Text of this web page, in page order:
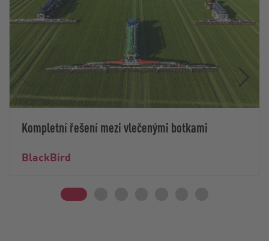
Kompletní řešení mezi vlečenými botkami
BlackBird